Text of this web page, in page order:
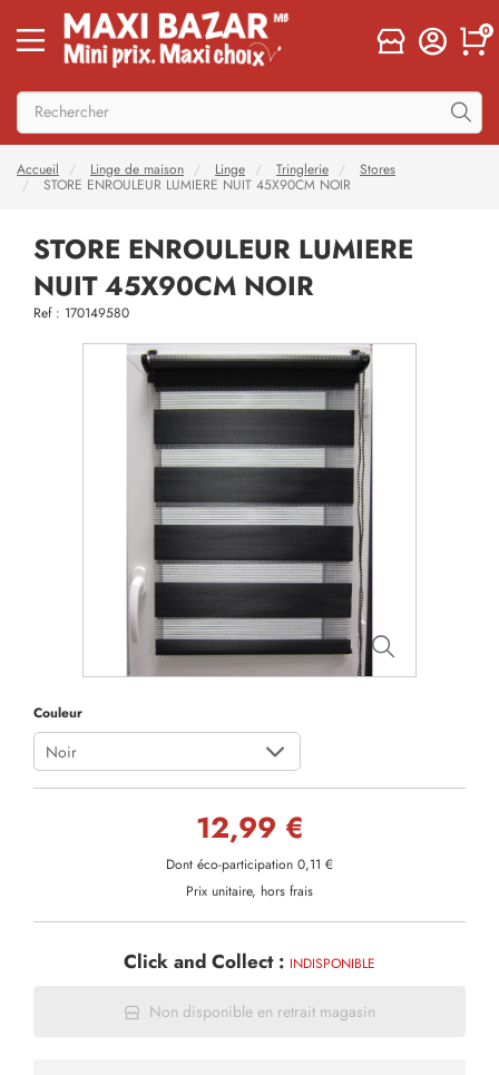
0
Accueil Linge de maison Linge Tringlerie
Stores
STORE ENROULEUR LUMIERE NUIT 45X90CM NOIR
STORE ENROULEUR LUMIERE
NUIT 45X90CM NOIR
Ref : 170149580
Couleur
Noir
12,99 €
Dont éco-participation 0,11 €
Prix unitaire, hors frais
Click and Collect : INDISPONIBLE
Non disponible en retrait magasin